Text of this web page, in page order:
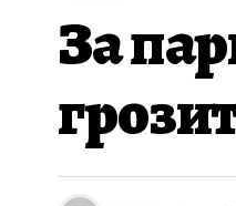
За